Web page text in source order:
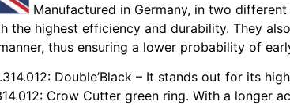
Manufactured in Germany, in two
the highest efficiency and durability. They
thus ensuring a lower probability of
Double’Black – It stands out for its
Crow Cutter green ring. With a longer